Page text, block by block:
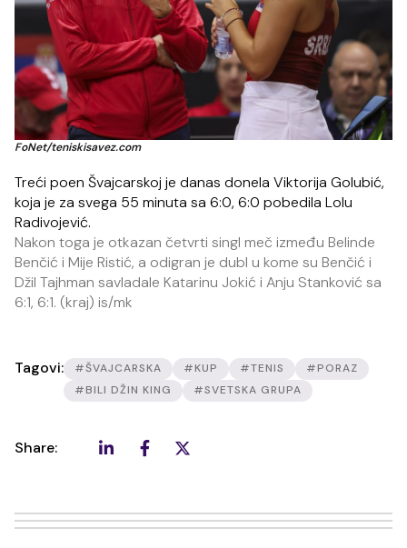
FoNet/teniskisavez.com
Treći poen Švajcarskoj je danas donela Viktorija Golubić,
koja je za svega 55 minuta sa 6:0, 6:0 pobedila Lolu
Radivojević.
Nakon toga je otkazan četvrti singl meč između Belinde
Benčić i Mije Ristić, a odigran je dubl u kome su Benčić i
Džil Tajhman savladale Katarinu Jokić i Anju Stanković sa
6:1, 6:1. (kraj) is/mk
Tagovi: #ŠVAJCARSKA #KUP #TENIS
#PORAZ
#BILI DŽIN KING
#SVETSKA GRUPA
Share: